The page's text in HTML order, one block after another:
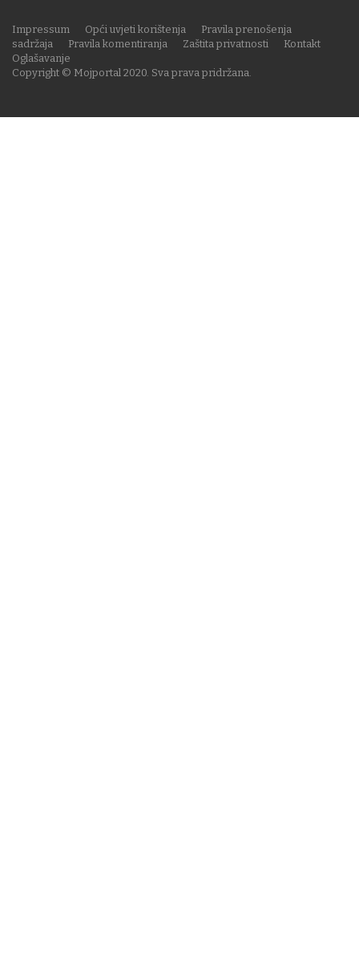
Copyright © Mojportal 2020. Sva prava pridržana.
Impressum Opći uvjeti korištenja
Pravila prenošenja
sadržaja
Pravila komentiranja Zaštita privatnosti
Kontakt
Oglašavanje